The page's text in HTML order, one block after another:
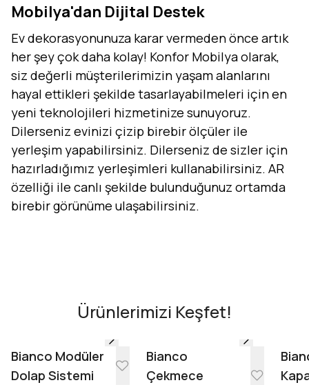
Mobilya'dan Dijital Destek
Ev dekorasyonunuza karar vermeden önce artık
her şey çok daha kolay! Konfor Mobilya olarak,
siz değerli müşterilerimizin yaşam alanlarını
hayal ettikleri şekilde tasarlayabilmeleri için en
yeni teknolojileri hizmetinize sunuyoruz.
Dilerseniz evinizi çizip birebir ölçüler ile
yerleşim yapabilirsiniz. Dilerseniz de sizler için
hazırladığımız yerleşimleri kullanabilirsiniz. AR
özelliği ile canlı şekilde bulunduğunuz ortamda
birebir görünüme ulaşabilirsiniz.
Tasarıma Başla
Ürünlerimizi Keşfet!
Bianco Modüler
Dolap Sistemi
Bianco
Çekmece